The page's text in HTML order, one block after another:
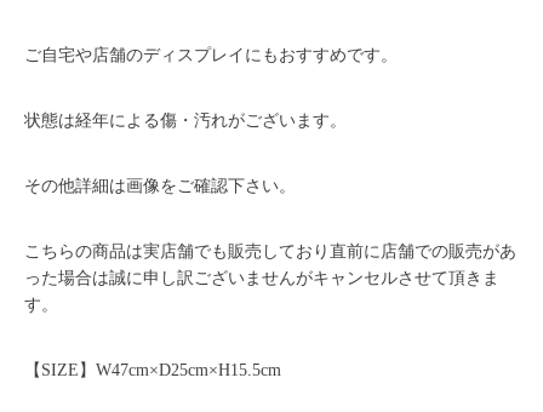
ご自宅や店舗のディスプレイにもおすすめです。
状態は経年による傷・汚れがございます。
その他詳細は画像をご確認下さい。
こちらの商品は実店舗でも販売しており直前に店舗での販売があ
った場合は誠に申し訳ございませんがキャンセルさせて頂きま
す。
【SIZE】W47cm×D25cm×H15.5cm